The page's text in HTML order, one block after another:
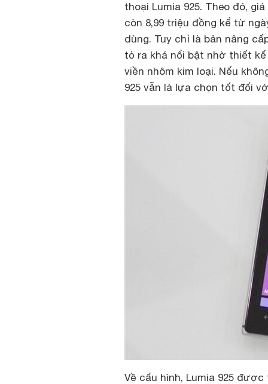
thoại Lumia 925. Theo đó,
còn 8,99 triệu đồng kể từ
dùng. Tuy chỉ là bản nâng
tỏ ra khá nổi bật nhờ thiết
viền nhôm kim loại. Nếu
925 vẫn là lựa chọn tốt đối
Về cấu hình, Lumia 925